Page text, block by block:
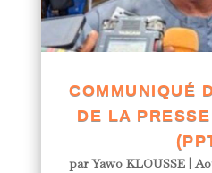
COMMUNIQUÉ
DE LA
parYawo KLOUSSE|